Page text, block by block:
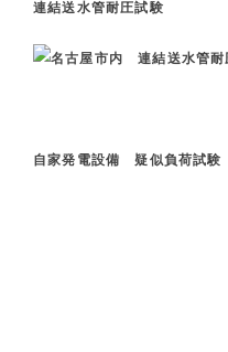
連結送水管耐
自家発電設備 疑